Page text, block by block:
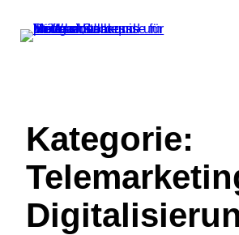
Inhalt
Kategorie: